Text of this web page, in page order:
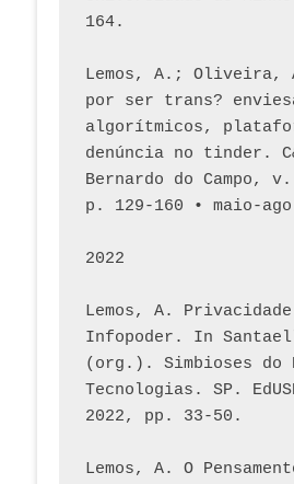
164.
Lemos, A.; Oliveira,
por ser trans?
algorítmicos,
denúncia no tinder.
Bernardo do Campo,
p. 129-160 • maio-
2022
Lemos, A.
Infopoder. In
(org.). Simbioses do
Tecnologias. SP.
2022, pp. 33-50.
Lemos, A. O